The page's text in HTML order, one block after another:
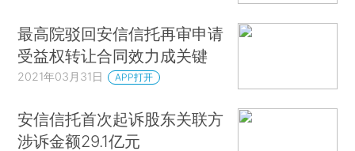
最高院驳回安信信托再审申请
受益权转让合同效力成关键
2021年03月31日 APP打开
安信信托首次起诉股东关联方
涉诉金额29.1亿元